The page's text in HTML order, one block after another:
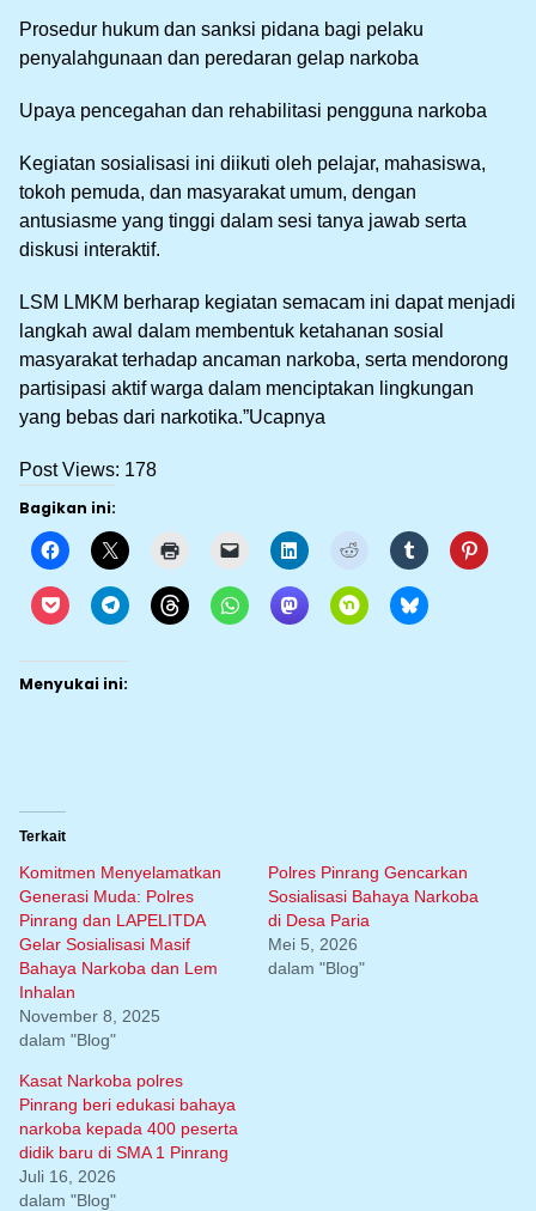
Prosedur hukum dan sanksi pidana bagi pelaku
penyalahgunaan dan peredaran gelap narkoba
Upaya pencegahan dan rehabilitasi pengguna narkoba
Kegiatan sosialisasi ini diikuti oleh pelajar, mahasiswa,
tokoh pemuda, dan masyarakat umum, dengan
antusiasme yang tinggi dalam sesi tanya jawab serta
diskusi interaktif.
LSM LMKM berharap kegiatan semacam ini dapat menjadi
langkah awal dalam membentuk ketahanan sosial
masyarakat terhadap ancaman narkoba, serta mendorong
partisipasi aktif warga dalam menciptakan lingkungan
yang bebas dari narkotika.”Ucapnya
Post Views: 178
Bagikan ini:
Menyukai ini:
Terkait
Komitmen Menyelamatkan
Generasi Muda: Polres
Pinrang dan LAPELITDA
Gelar Sosialisasi Masif
Bahaya Narkoba dan Lem
Inhalan
November 8, 2025
dalam "Blog"
Polres Pinrang Gencarkan
Sosialisasi Bahaya Narkoba
di Desa Paria
Mei 5, 2026
dalam "Blog"
Kasat Narkoba polres
Pinrang beri edukasi bahaya
narkoba kepada 400 peserta
didik baru di SMA 1 Pinrang
Juli 16, 2026
dalam "Blog"